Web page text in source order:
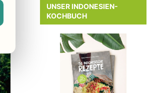
UNSER INDONESIEN-
KOCHBUCH